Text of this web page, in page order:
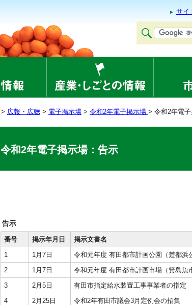
サイ
> 広報・広聴 > 電子掲示場 > 令和2年電子掲示場 > 令和2年電
令和2年電子掲示場：告示
告示
番号 掲示年月日 掲示文書名
1
1月7日 令和元年度 有田都市計画公園（楚都浜
2
1月7日 令和元年度 有田都市計画市場（箕島魚
3
2月5日 有田市指定給水装置工事事業者の指定
4
2月25日 令和2年有田市議会3月定例会の招集